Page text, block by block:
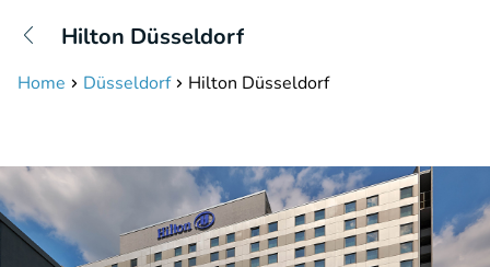
Hilton Düsseldorf
Home Düsseldorf Hilton Düsseldorf